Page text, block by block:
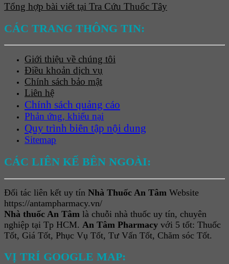
Tổng hợp bài viết tại Tra Cứu Thuốc Tây
CÁC TRANG THÔNG TIN:
Giới thiệu về chúng tôi
Điều khoản dịch vụ
Chính sách bảo mật
Liên hệ
Chính sách quảng cáo
Phản ứng, khiếu nại
Quy trình biên tập nội dung
Sitemap
CÁC LIÊN KẾ BÊN NGOÀI:
Đối tác liên kết uy tín Nhà Thuốc An Tâm Website
https://antampharmacy.vn/
Nhà thuốc An Tâm là chuỗi nhà thuốc uy tín, chuyên
nghiệp tại Tp HCM. An Tâm Pharmacy với 5 tốt: Thuốc
Tốt, Giá Tốt, Phục Vụ Tốt, Tư Vấn Tốt, Chăm sóc Tốt.
VỊ TRÍ GOOGLE MAP: